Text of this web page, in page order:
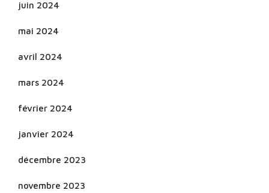
juin 2024
mai 2024
avril 2024
mars 2024
février 2024
janvier 2024
décembre 2023
novembre 2023